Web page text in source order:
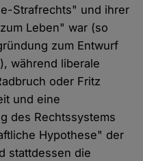
Strafrechts" und ihrer
Leben" war (so
zum Entwurf
während liberale
oder Fritz
und eine
des Rechtssystems
Hypothese" der
stattdessen die